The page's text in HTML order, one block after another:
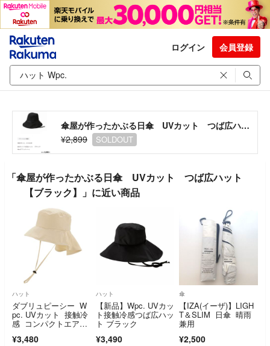
ログイン 会員登録
傘屋が作ったかぶる日傘 UVカット つば広ハット 【ブラック】
¥2,899
SOLDOUT
「傘屋が作ったかぶる日傘 UVカット つば広ハット
【ブラック】」に近い商品
ハット
ダブリュピーシー W
pc. UVカット 接触冷
感 コンパクトエアリ
¥3,480
ハット
【新品】Wpc. UVカッ
ト接触冷感つば広ハッ
ト ブラック
¥3,490
傘
【IZA(イーザ)】LIGH
T＆SLIM 日傘 晴雨
兼用
¥2,500